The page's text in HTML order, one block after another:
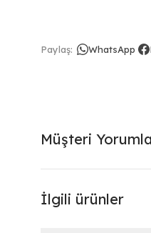
Paylaş: WhatsApp
Müşteri
İlgili ürünler